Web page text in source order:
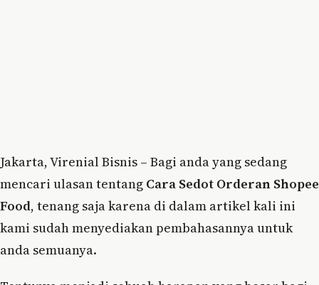
Jakarta, Virenial Bisnis – Bagi anda yang sedang
mencari ulasan tentang Cara Sedot Orderan Shopee
Food, tenang saja karena di dalam artikel kali ini
kami sudah menyediakan pembahasannya untuk
anda semuanya.